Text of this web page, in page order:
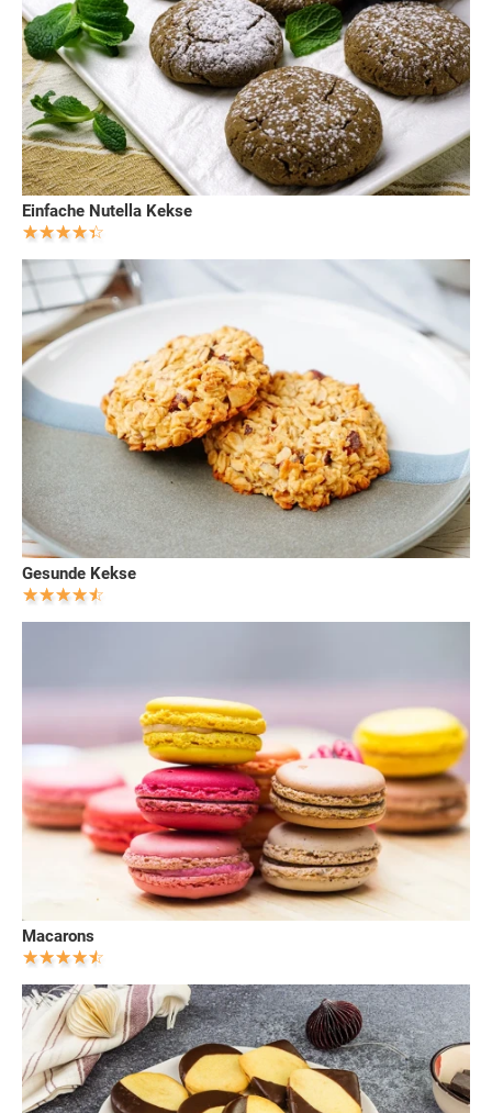
Einfache Nutella Kekse
Gesunde Kekse
Macarons